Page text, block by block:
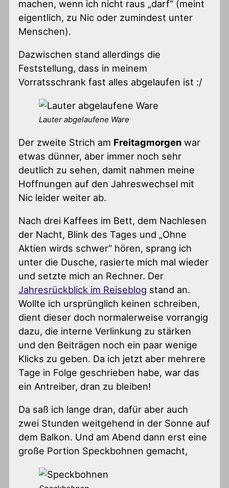
machen, wenn ich nicht raus „darf“ (meint
eigentlich, zu Nic oder zumindest unter
Menschen).
Dazwischen stand allerdings die
Feststellung, dass in meinem
Vorratsschrank fast alles abgelaufen ist :/
Lauter abgelaufene Ware
Der zweite Strich am Freitagmorgen war
etwas dünner, aber immer noch sehr
deutlich zu sehen, damit nahmen meine
Hoffnungen auf den Jahreswechsel mit
Nic leider weiter ab.
Nach drei Kaffees im Bett, dem Nachlesen
der Nacht, Blink des Tages und „Ohne
Aktien wirds schwer“ hören, sprang ich
unter die Dusche, rasierte mich mal wieder
und setzte mich an Rechner. Der
Jahresrückblick im Reiseblog stand an.
Wollte ich ursprünglich keinen schreiben,
dient dieser doch normalerweise vorrangig
dazu, die interne Verlinkung zu stärken
und den Beiträgen noch ein paar wenige
Klicks zu geben. Da ich jetzt aber mehrere
Tage in Folge geschrieben habe, war das
ein Antreiber, dran zu bleiben!
Da saß ich lange dran, dafür aber auch
zwei Stunden weitgehend in der Sonne auf
dem Balkon. Und am Abend dann erst eine
große Portion Speckbohnen gemacht,